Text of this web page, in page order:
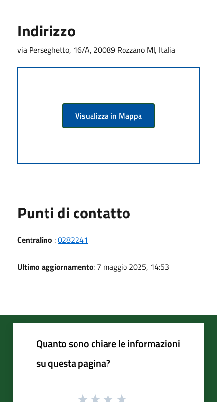
Indirizzo
via Perseghetto, 16/A, 20089 Rozzano MI, Italia
Visualizza in Mappa
Punti di contatto
Centralino :0282241
Ultimo aggiornamento: 7 maggio 2025, 14:53
Quanto sono chiare le informazioni
su questa pagina?